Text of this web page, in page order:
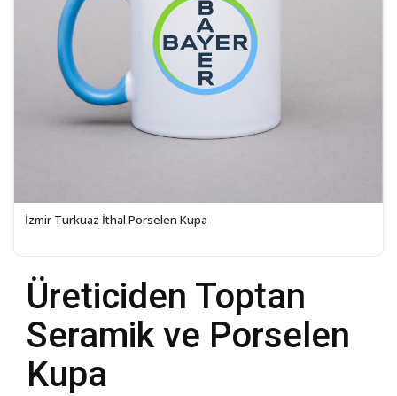
İzmir Turkuaz İthal Porselen Kupa
Üreticiden Toptan
Seramik ve Porselen
Kupa